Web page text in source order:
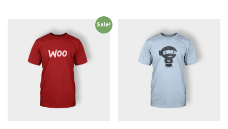
Sale!